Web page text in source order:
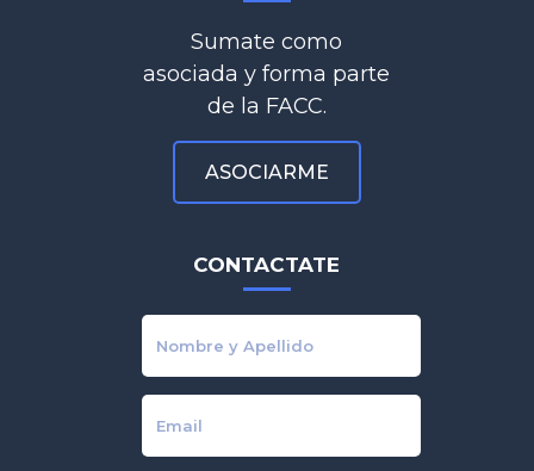
Sumate como
asociada y forma parte
de la FACC.
ASOCIARME
CONTACTATE